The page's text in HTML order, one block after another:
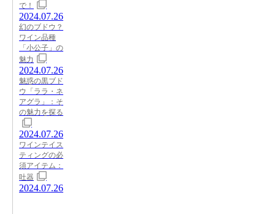
で！
2024.07.26
幻のブドウ？
ワイン品種
「小公子」の
魅力
2024.07.26
魅惑の黒ブド
ウ「ララ・ネ
アグラ」：そ
の魅力を探る
2024.07.26
ワインテイス
ティングの必
須アイテム：
吐器
2024.07.26